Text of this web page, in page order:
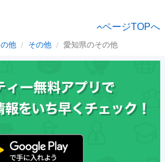
ページTOPへ
他 その他 愛知県のその他